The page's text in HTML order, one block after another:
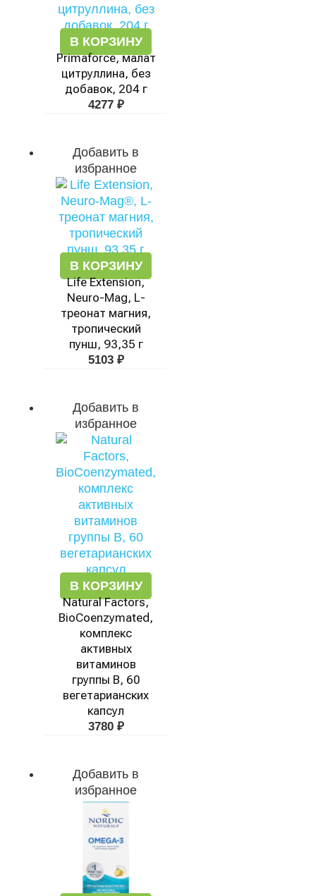
В КОРЗИНУ
Primaforce, малат
цитруллина, без
добавок, 204 г
4277 ₽
Добавить в
избранное
В КОРЗИНУ
Life Extension,
Neuro-Mag, L-
треонат магния,
тропический
пунш, 93,35 г
5103 ₽
Добавить в
избранное
В КОРЗИНУ
Natural Factors,
BioCoenzymated,
комплекс
активных
витаминов
группы B, 60
вегетарианских
капсул
3780 ₽
Добавить в
избранное